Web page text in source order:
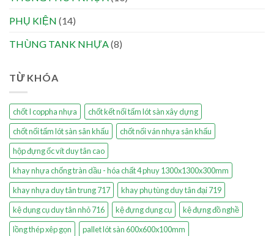
PHỤ KIỆN (14)
THÙNG TANK NHỰA (8)
TỪ KHÓA
chốt I coppha nhựa
chốt kết nối tấm lót sàn xây dựng
chốt nối tấm lót sàn sân khấu
chốt nối ván nhựa sân khấu
hộp đựng ốc vít duy tân cao
khay nhựa chống tràn dầu - hóa chất 4 phuy 1300x1300x300mm
khay nhựa duy tân trung 717
khay phụ tùng duy tân đại 719
kệ dụng cụ duy tân nhỏ 716
kệ đựng dụng cụ
kệ đựng đồ nghề
lồng thép xêp gọn
pallet lót sàn 600x600x100mm